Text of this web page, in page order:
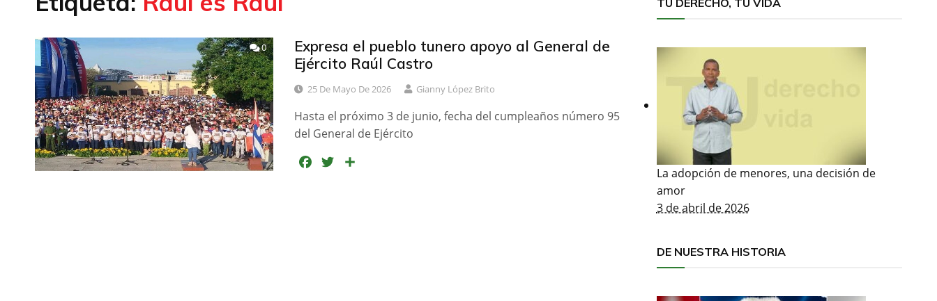
0
Expresa el pueblo tunero apoyo al General de
Ejército Raúl Castro
25 De Mayo De 2026 Gianny López Brito
Hasta el próximo 3 de junio, fecha del cumpleaños número 95
del General de Ejército
TU DERECHO, TU VIDA
La adopción de menores, una decisión de
amor
3 de abril de 2026
DE NUESTRA HISTORIA